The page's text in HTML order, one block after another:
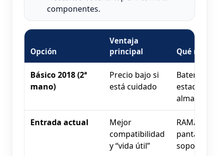
componentes.
Opción
Ventaja
principal
Qué
Básico 2018 (2ª
mano)
Precio bajo si
está cuidado
Batería,
estado
Entrada actual
Mejor
compatibilidad
y “vida útil”
RAM/
pantalla,
soporte